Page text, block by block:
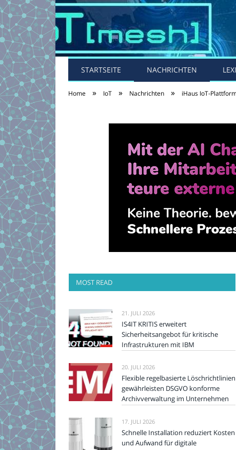
STARTSEITE NACHRICHTEN
Home » IoT » Nachrichten » iHaus IoT-
MOST READ
21. JULI 2026
IS4IT KRITIS erweitert
Sicherheitsangebot für kritische
Infrastrukturen mit IBM
20. JULI 2026
Flexible regelbasierte Löschrichtlinien
gewährleisten DSGVO konforme
Archivverwaltung im Unternehmen
17. JULI 2026
Schnelle Installation reduziert Kosten
und Aufwand für digitale